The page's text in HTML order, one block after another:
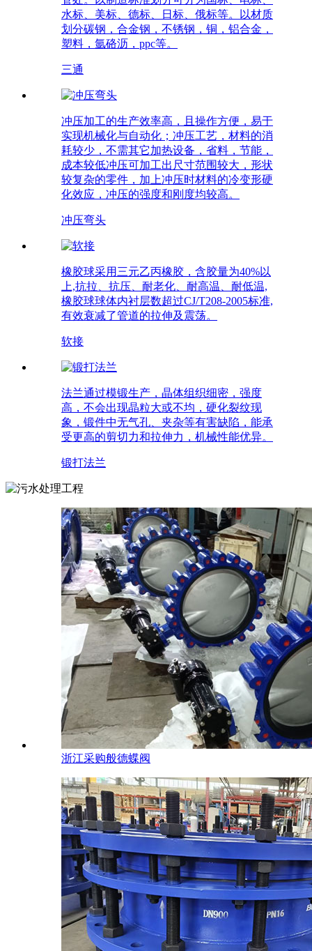
水标、美标、德标、日标、俄标等。以材质
划分碳钢，合金钢，不锈钢，铜，铝合金，
塑料，氩硌沥，ppc等。
三通
冲压加工的生产效率高，且操作方便，易于
实现机械化与自动化；冲压工艺，材料的消
耗较少，不需其它加热设备，省料，节能，
成本较低冲压可加工出尺寸范围较大，形状
较复杂的零件，加上冲压时材料的冷变形硬
化效应，冲压的强度和刚度均较高。
冲压弯头
橡胶球采用三元乙丙橡胶，含胶量为40%以
上,抗拉、抗压、耐老化、耐高温、耐低温,
橡胶球球体内衬层数超过CJ/T208-2005标准,
有效衰减了管道的拉伸及震荡。
软接
法兰通过模锻生产，晶体组织细密，强度
高，不会出现晶粒大或不均，硬化裂纹现
象，锻件中无气孔、夹杂等有害缺陷，能承
受更高的剪切力和拉伸力，机械性能优异。
锻打法兰
浙江采购般德蝶阀